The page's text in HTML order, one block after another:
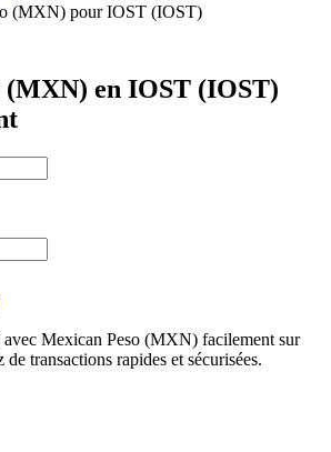
(MXN) pour IOST (IOST)
(MXN) en IOST (IOST)
Mexican Peso (MXN) facilement sur
transactions rapides et sécurisées.